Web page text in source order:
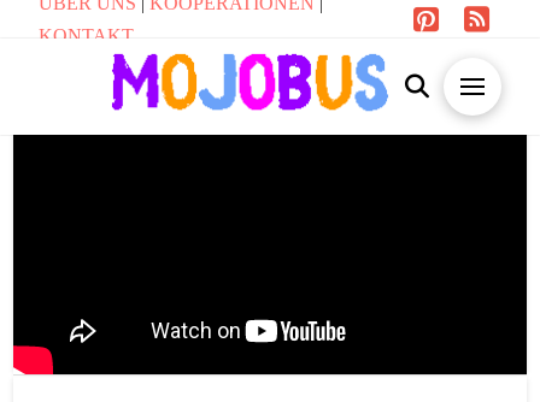
KONTAKT